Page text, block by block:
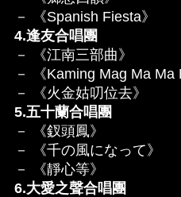
－ 《Spanish Fiesta》
4.逢友合唱團
－ 《江南三部曲》
－ 《Kaming Mag Ma Ma
－ 《火金姑叨位去》
5.五十蘭合唱團
－ 《釵頭鳳》
－ 《千の風になって》
－ 《靜心等》
6.大愛之聲合唱團